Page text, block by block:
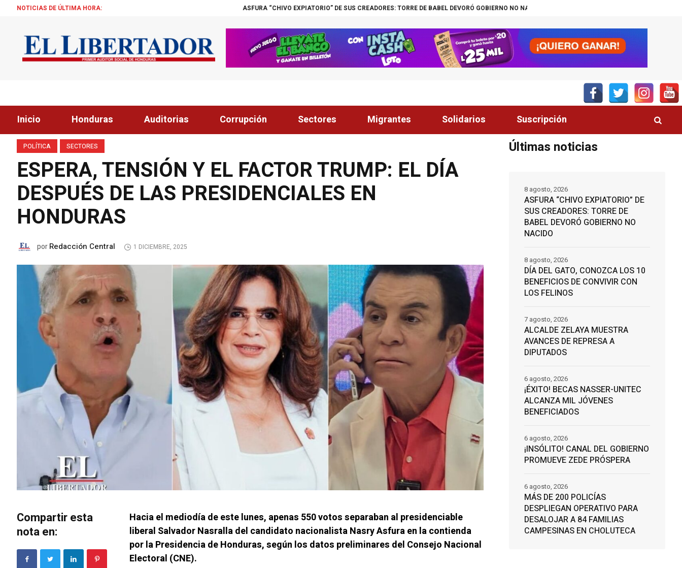
NOTICIAS DE ÚLTIMA HORA: ASFURA “CHIVO EXPIATORIO” DE SUS CREADORES: TORRE DE BABEL DEVORÓ GOBIERNO NO NACIDO DÍA DEL GATO, CONOZCA LOS 10 BENEFICIOS DE CONVIVIR
Inicio Honduras Auditorias Corrupción Sectores Migrantes Solidarios Suscripción
POLÍTICA SECTORES
ESPERA, TENSIÓN Y EL FACTOR TRUMP: EL DÍA
DESPUÉS DE LAS PRESIDENCIALES EN
HONDURAS
porRedacción Central 1 DICIEMBRE, 2025
Compartir esta
nota en:
Hacia el mediodía de este lunes, apenas 550 votos separaban al presidenciable
liberal Salvador Nasralla del candidato nacionalista Nasry Asfura en la contienda
por la Presidencia de Honduras, según los datos preliminares del Consejo Nacional
Electoral (CNE).
Últimas noticias
ASFURA “CHIVO EXPIATORIO” DE
SUS CREADORES: TORRE DE
BABEL DEVORÓ GOBIERNO NO
NACIDO
8 agosto, 2026
DÍA DEL GATO, CONOZCA LOS 10
BENEFICIOS DE CONVIVIR CON
LOS FELINOS
8 agosto, 2026
ALCALDE ZELAYA MUESTRA
AVANCES DE REPRESA A
DIPUTADOS
7 agosto, 2026
¡ÉXITO! BECAS NASSER-UNITEC
ALCANZA MIL JÓVENES
BENEFICIADOS
6 agosto, 2026
¡INSÓLITO! CANAL DEL GOBIERNO
PROMUEVE ZEDE PRÓSPERA
6 agosto, 2026
MÁS DE 200 POLICÍAS
DESPLIEGAN OPERATIVO PARA
DESALOJAR A 84 FAMILIAS
CAMPESINAS EN CHOLUTECA
6 agosto, 2026